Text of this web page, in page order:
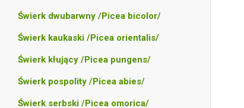
Świerk dwubarwny /Picea bicolor/
Świerk kaukaski /Picea orientalis/
Świerk kłujący /Picea pungens/
Świerk pospolity /Picea abies/
Świerk serbski /Picea omorica/